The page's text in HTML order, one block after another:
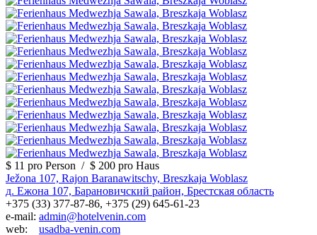
$ 11 pro Person / $ 200 pro Haus
Ježona 107, Rajon Baranawitschy, Breszkaja Woblasz
д. Ежона 107, Барановичский район, Брестская область
+375 (33) 377-87-86, +375 (29) 645-61-23
e-mail: admin@hotelvenin.com
web: usadba-venin.com